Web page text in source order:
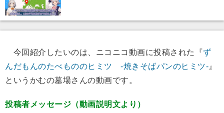
今回紹介したいのは、ニコニコ動画に投稿された『ず
んだもんのたべもののヒミツ -焼きそばパンのヒミツ- 』
というかむの墓場さんの動画です。
投稿者メッセージ（動画説明文より）